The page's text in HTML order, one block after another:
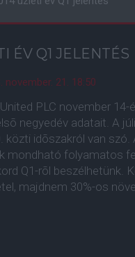
ÉV Q1 JELENTÉS
november. 21. 18:50
PLC november 14-
negyedév adatait. A
közti idõszakról van szó.
mondható folyamatos
Q1-rõl beszélhetünk.
majdnem 30%-os